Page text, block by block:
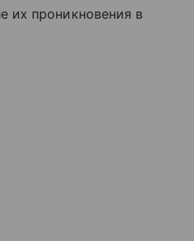
их проникновения в